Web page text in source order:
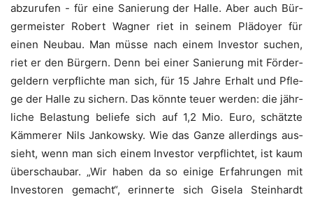
abzu­ru­fen - für eine Sanie­rung der Hal­le. Aber auch Bür­
ger­meis­ter Robert Wag­ner riet in sei­nem Plä­doy­er für
einen Neu­bau. Man müs­se nach einem Inves­tor suchen,
riet er den Bür­gern. Denn bei einer Sanie­rung mit För­der­
gel­dern ver­pflich­te man sich, für 15 Jah­re Erhalt und Pfle­
ge der Hal­le zu sichern. Das könn­te teu­er wer­den: die jähr­
li­che Belas­tung belie­fe sich auf 1,2 Mio. Euro, schätz­te
Käm­me­rer Nils Jan­kow­sky. Wie das Gan­ze aller­dings aus­
sieht, wenn man sich einem Inves­tor ver­pflich­tet, ist kaum
über­schau­bar. „Wir haben da so eini­ge Erfah­run­gen mit
Inves­to­ren gemacht“, erin­ner­te sich Gise­la Stein­hardt